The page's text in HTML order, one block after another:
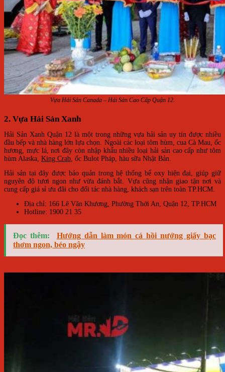
Vựa Hải Sản Canada – Hải Sản Cao Cấp Quận 12.
2. Vựa Hải Sản Xanh
Hải Sản Xanh Quận 12 là một trong những vựa hải sản uy tín được nhiều
đầu bếp và nhà hàng lớn lựa chọn. Ngoài các loại tôm hùm, cua Cà Mau, ốc
hương, mực lá, nơi đây còn nhập khẩu nhiều loại hải sản cao cấp như tôm
hùm Alaska, King Crab, ốc Bulot Pháp, hàu sữa Nhật Bản.
Hải sản tại đây được bảo quản trong hệ thống bể oxy hiện đại, giúp giữ
nguyên độ tươi ngon như vừa đánh bắt. Vựa cũng nhận giao tận nơi và
cung cấp giá sỉ ưu đãi cho đối tác nhà hàng, khách sạn trên toàn TP.HCM.
Địa chỉ: 166 Lê Văn Khương, Phường Thới An, Quận 12, TP.HCM
Hotline: 1900 21 35
Đọc thêm:
Hướng dẫn làm món cá hồi nướng giấy bạc
thơm ngon, béo ngậy